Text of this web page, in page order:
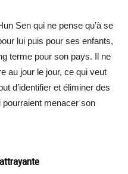
Sen qui ne pense qu’à se
lui puis pour ses enfants,
terme pour son pays. Il ne
au jour le jour, ce qui veut
d’identifier et éliminer des
menacer son